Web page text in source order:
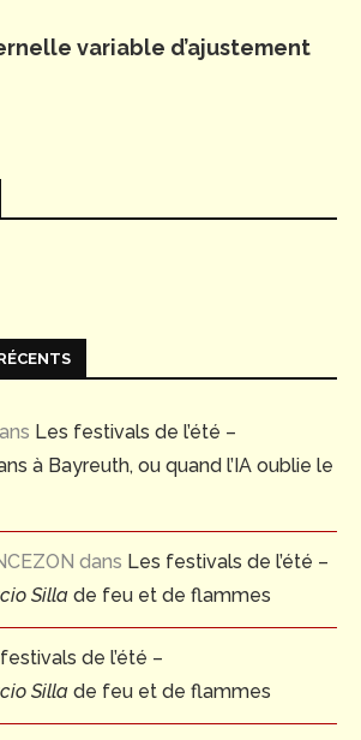
variable d’ajustement
Les festivals de l’été –
à Bayreuth, ou quand l’IA oublie le
dans Les festivals de l’été –
Silla de feu et de flammes
de l’été –
Silla de feu et de flammes